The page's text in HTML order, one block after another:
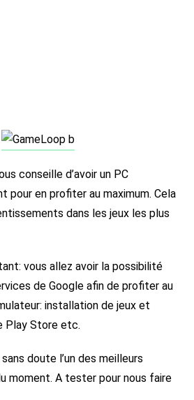
conseille d’avoir un PC
pour en profiter au maximum. Cela
dans les jeux les plus
vous allez avoir la possibilité
de Google afin de profiter au
installation de jeux et
Play Store etc.
doute l’un des meilleurs
moment. A tester pour nous faire